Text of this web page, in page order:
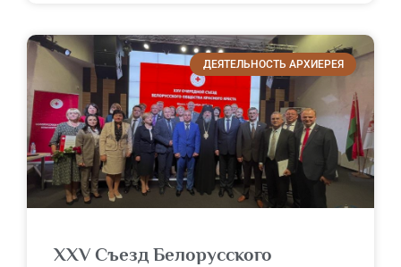
ДЕЯТЕЛЬНОСТЬ АРХИЕРЕЯ
XXV Съезд Белорусского